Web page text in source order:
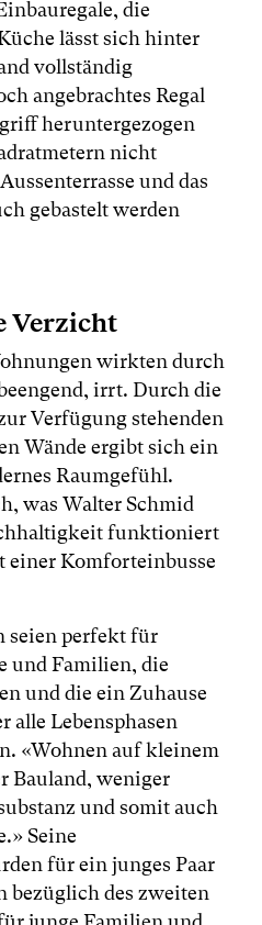
die
lässt sich hinter
vollständig
angebrachtes Regal
heruntergezogen
nicht
und das
gebastelt werden
Verzicht
wirkten durch
irrt. Durch die
Verfügung stehenden
Wände ergibt sich ein
Raumgefühl.
was Walter Schmid
funktioniert
einer Komforteinbusse
perfekt für
und Familien, die
und die ein Zuhause
alle Lebensphasen
«Wohnen auf kleinem
Bauland, weniger
und somit auch
Seine
für ein junges Paar
bezüglich des zweiten